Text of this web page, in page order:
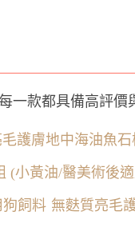
一款都具備高評價
護膚地中海油魚
(小黃油/醫美術後
飼料 無麩質亮毛